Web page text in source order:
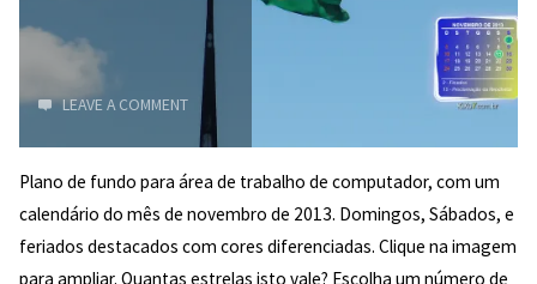
LEAVE A COMMENT
Plano de fundo para área de trabalho de computador, com um
calendário do mês de novembro de 2013. Domingos, Sábados, e
feriados destacados com cores diferenciadas. Clique na imagem
para ampliar. Quantas estrelas isto vale? Escolha um número de